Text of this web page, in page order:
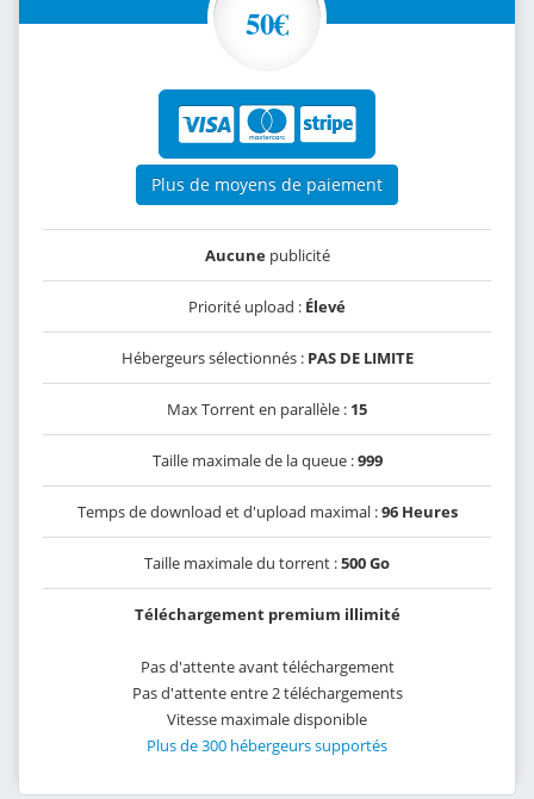
50€
Plus de moyens de paiement
Aucunepublicité
Priorité upload : Élevé
Hébergeurs sélectionnés : PAS DE LIMITE
Max Torrent en parallèle : 15
Taille maximale de la queue :999
Temps de download et d'upload maximal :96 Heures
Taille maximale du torrent :500 Go
Téléchargement premium illimité
Pas d'attente avant téléchargement
Pas d'attente entre 2 téléchargements
Vitesse maximale disponible
Plus de 300 hébergeurs supportés